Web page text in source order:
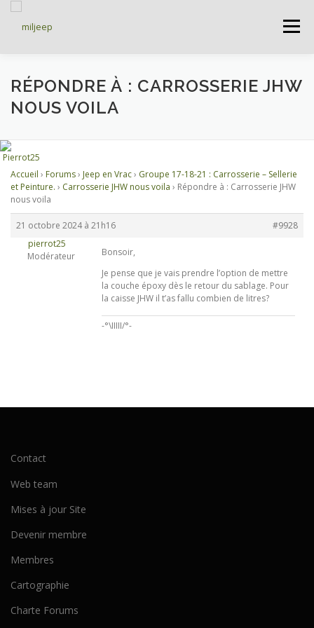
Menu
ACCUEIL ARTICLES PETITES ANNONCES
DOCUMENTATIONS FORUMS S’INSCRIRE
RÉPONDRE À : CARROSSERIE JHW
NOUS VOILA
Accueil › Forums› Jeep en Vrac› Groupe 17-18-21 : Carrosserie – Sellerie
et Peinture. › Carrosserie JHW nous voila › Répondre à : Carrosserie JHW
nous voila
21 octobre 2024 à 21h16
#9928
pierrot25
Modérateur
Bonsoir,
Je pense que je vais prendre l’option de mettre
la couche époxy dès le retour du sablage. Pour
la caisse JHW il t’as fallu combien de litres?
-°\IIIII/°-
Contact
Web team
Mises à jour Site
Devenir membre
Membres
Cartographie
Charte Forums